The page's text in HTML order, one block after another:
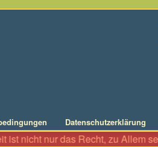
Datenschutzerklärung
Recht, zu Allem seinen Senf